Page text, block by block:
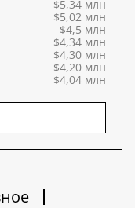
$5,34 млн
$5,02 млн
$4,5 млн
$4,34 млн
$4,30 млн
$4,20 млн
$4,04 млн